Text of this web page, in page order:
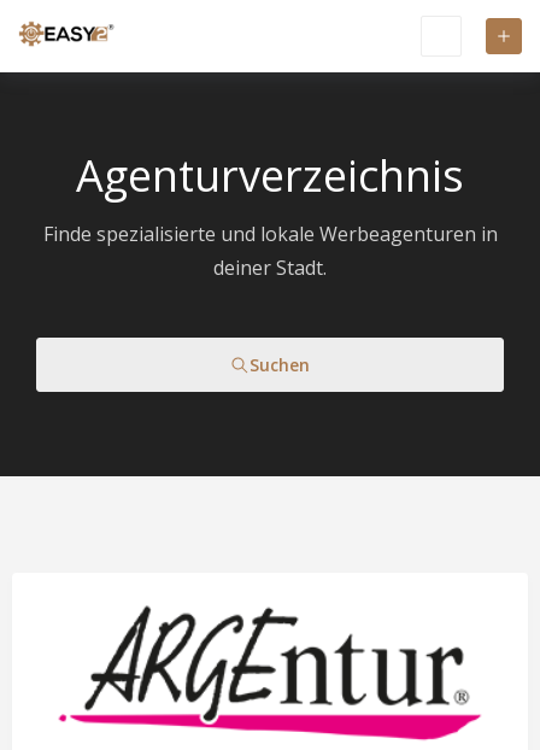
Agenturverzeichnis
Finde spezialisierte und lokale Werbeagenturen in
deiner Stadt.
Suchen